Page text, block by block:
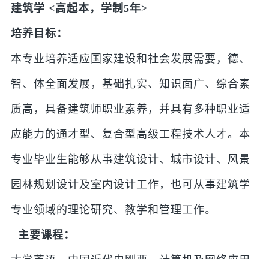
建筑学 <高起本，学制5年>
培养目标：
本专业培养适应国家建设和社会发展需要，德、
智、体全面发展，基础扎实、知识面广、综合素
质高，具备建筑师职业素养，并具有多种职业适
应能力的通才型、复合型高级工程技术人才。本
专业毕业生能够从事建筑设计、城市设计、风景
园林规划设计及室内设计工作，也可从事建筑学
专业领域的理论研究、教学和管理工作。
主要课程：